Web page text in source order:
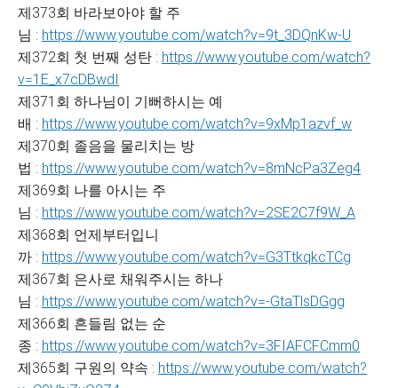
제373회 바라보아야 할 주
님 : https://www.youtube.com/watch?v=9t_3DQnKw-U
제372회 첫 번째 성탄 : https://www.youtube.com/watch?
v=1E_x7cDBwdI
제371회 하나님이 기뻐하시는 예
배 : https://www.youtube.com/watch?v=9xMp1azvf_w
제370회 졸음을 물리치는 방
법 : https://www.youtube.com/watch?v=8mNcPa3Zeg4
제369회 나를 아시는 주
님 : https://www.youtube.com/watch?v=2SE2C7f9W_A
제368회 언제부터입니
까 : https://www.youtube.com/watch?v=G3TtkqkcTCg
제367회 은사로 채워주시는 하나
님 : https://www.youtube.com/watch?v=-GtaTlsDGgg
제366회 흔들림 없는 순
종 : https://www.youtube.com/watch?v=3FIAFCFCmm0
제365회 구원의 약속 : https://www.youtube.com/watch?